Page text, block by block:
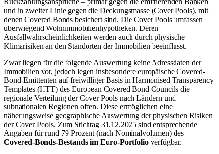
Rückzahlungsansprüche – primär gegen die emittierenden Banken
und in zweiter Linie gegen die Deckungsmasse (Cover Pools), mit
denen Covered Bonds besichert sind. Die Cover Pools umfassen
überwiegend Wohnimmobilienhypotheken. Deren
Ausfallwahrscheinlichkeiten werden auch durch physische
Klimarisiken an den Standorten der Immobilien beeinflusst.
Zwar liegen für die folgende Auswertung keine Adressdaten der
Immobilien vor, jedoch legen insbesondere europäische Covered-
Bond-Emittenten auf freiwilliger Basis in Harmonised Transparency
Templates (HTT) des European Covered Bond Councils die
regionale Verteilung der Cover Pools nach Ländern und
subnationalen Regionen offen. Diese ermöglichen eine
näherungsweise geographische Auswertung der physischen Risiken
der Cover Pools. Zum Stichtag 31.12.2025 sind entsprechende
Angaben für rund 79 Prozent (nach Nominalvolumen) des
Covered-Bonds-Bestands im Euro-Portfolio verfügbar.